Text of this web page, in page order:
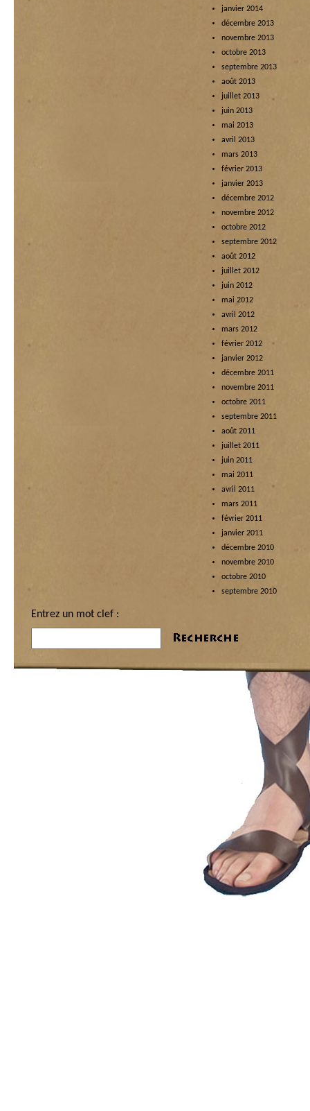
janvier 2014
décembre 2013
novembre 2013
octobre 2013
septembre 2013
août 2013
juillet 2013
juin 2013
mai 2013
avril 2013
mars 2013
février 2013
janvier 2013
décembre 2012
novembre 2012
octobre 2012
septembre 2012
août 2012
juillet 2012
juin 2012
mai 2012
avril 2012
mars 2012
février 2012
janvier 2012
décembre 2011
novembre 2011
octobre 2011
septembre 2011
août 2011
juillet 2011
juin 2011
mai 2011
avril 2011
mars 2011
février 2011
janvier 2011
décembre 2010
novembre 2010
octobre 2010
septembre 2010
Entrez un mot clef :